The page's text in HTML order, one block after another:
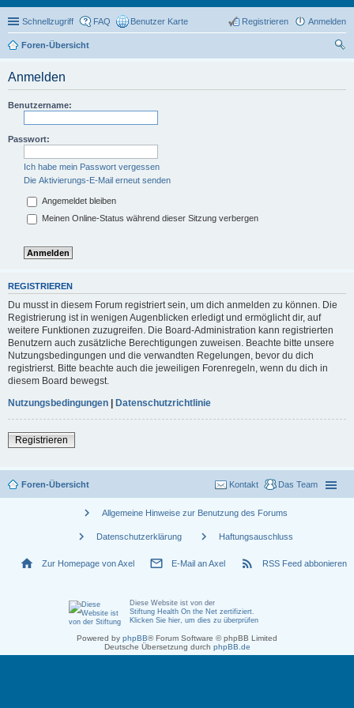
Schnellzugriff FAQ Benutzer Karte Anmelden
Registrieren
Foren-Übersicht
Anmelden
Benutzername:
Passwort:
Ich habe mein Passwort vergessen
Die Aktivierungs-E-Mail erneut senden
Angemeldet bleiben
Meinen Online-Status während dieser Sitzung verbergen
REGISTRIEREN
Du musst in diesem Forum registriert sein, um dich anmelden zu können. Die
Registrierung ist in wenigen Augenblicken erledigt und ermöglicht dir, auf
weitere Funktionen zuzugreifen. Die Board-Administration kann registrierten
Benutzern auch zusätzliche Berechtigungen zuweisen. Beachte bitte unsere
Nutzungsbedingungen und die verwandten Regelungen, bevor du dich
registrierst. Bitte beachte auch die jeweiligen Forenregeln, wenn du dich in
diesem Board bewegst.
Nutzungsbedingungen | Datenschutzrichtlinie
Registrieren
Foren-Übersicht Das Team
Kontakt
chevron_right Allgemeine Hinweise zur Benutzung des Forums
chevron_right Datenschutzerklärung chevron_right Haftungsauschluss
home Zur Homepage von Axel mail_outline E-Mail an Axel rss_feed RSS Feed abbonieren
Diese Website ist von der
Stiftung Health On the Net zertifiziert
Klicken Sie hier, um dies zu überprüfen
Powered by phpBB® Forum Software © phpBB Limited
Deutsche Übersetzung durch phpBB.de